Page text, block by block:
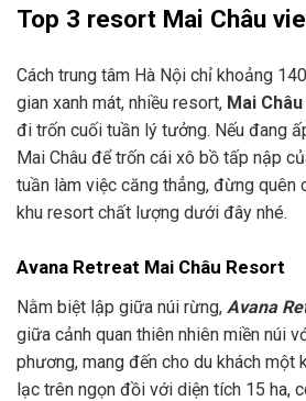
Top 3 resort Mai Châu
Cách trung tâm Hà Nội chỉ khoảng
gian xanh mát, nhiều resort, Mai Châu
đi trốn cuối tuần lý tưởng. Nếu đang
Mai Châu để trốn cái xô bồ tấp nập
tuần làm việc căng thẳng, đừng quên
khu resort chất lượng dưới đây nhé.
Avana Retreat Mai Châu Resort
Nằm biệt lập giữa núi rừng, Avana
giữa cảnh quan thiên nhiên miền núi
phương, mang đến cho du khách một
lạc trên ngọn đồi với diện tích 15 ha,